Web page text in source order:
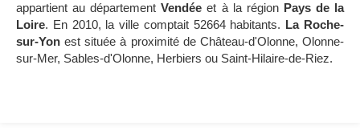
appartient au départementVendée et à la région Pays de la
Loire. En 2010, la ville comptait 52664 habitants. La Roche-
sur-Yon est située à proximité de Château-d'Olonne, Olonne-
sur-Mer, Sables-d'Olonne, Herbiers ou Saint-Hilaire-de-Riez.